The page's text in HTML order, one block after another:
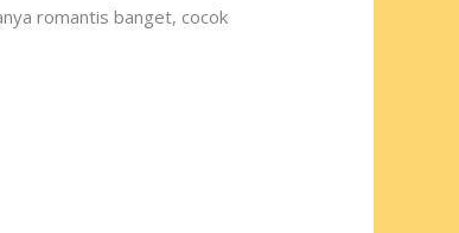
romantis banget, cocok